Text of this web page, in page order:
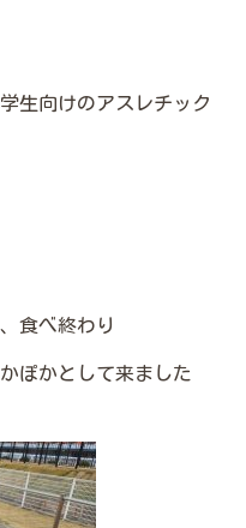
生向けのアスレチック
食べ終わり
ぽかとして来ました